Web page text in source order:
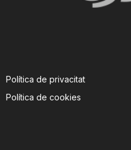
Política de privacitat
Política de cookies